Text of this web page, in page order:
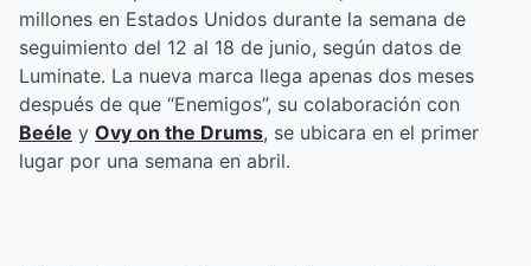
millones en Estados Unidos durante la semana de
seguimiento del 12 al 18 de junio, según datos de
Luminate. La nueva marca llega apenas dos meses
después de que “Enemigos”, su colaboración con
Beéle y Ovy on the Drums, se ubicara en el primer
lugar por una semana en abril.